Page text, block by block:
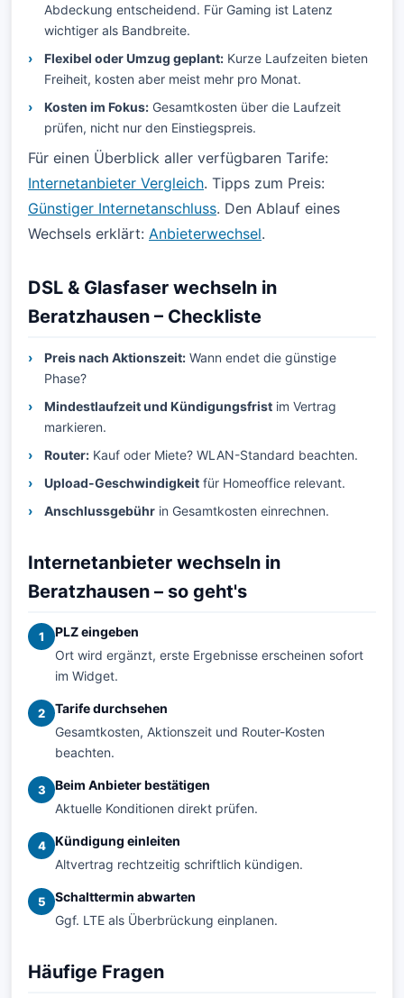
Abdeckung entscheidend. Für Gaming ist Latenz
wichtiger als Bandbreite.
Flexibel oder Umzug geplant: Kurze Laufzeiten bieten
Freiheit, kosten aber meist mehr pro Monat.
Kosten im Fokus: Gesamtkosten über die Laufzeit
prüfen, nicht nur den Einstiegspreis.
Für einen Überblick aller verfügbaren Tarife:
Internetanbieter Vergleich. Tipps zum Preis:
Günstiger Internetanschluss. Den Ablauf eines
Wechsels erklärt: Anbieterwechsel.
DSL & Glasfaser wechseln in
Beratzhausen – Checkliste
Preis nach Aktionszeit: Wann endet die günstige
Phase?
Mindestlaufzeit und Kündigungsfrist im Vertrag
markieren.
Router: Kauf oder Miete? WLAN-Standard beachten.
Upload-Geschwindigkeit für Homeoffice relevant.
Anschlussgebühr in Gesamtkosten einrechnen.
Internetanbieter wechseln in
Beratzhausen – so geht's
1
PLZ eingeben
Ort wird ergänzt, erste Ergebnisse erscheinen sofort
im Widget.
2
Tarife durchsehen
Gesamtkosten, Aktionszeit und Router-Kosten
beachten.
3
Beim Anbieter bestätigen
Aktuelle Konditionen direkt prüfen.
4
Kündigung einleiten
Altvertrag rechtzeitig schriftlich kündigen.
5
Schalttermin abwarten
Ggf. LTE als Überbrückung einplanen.
Häufige Fragen